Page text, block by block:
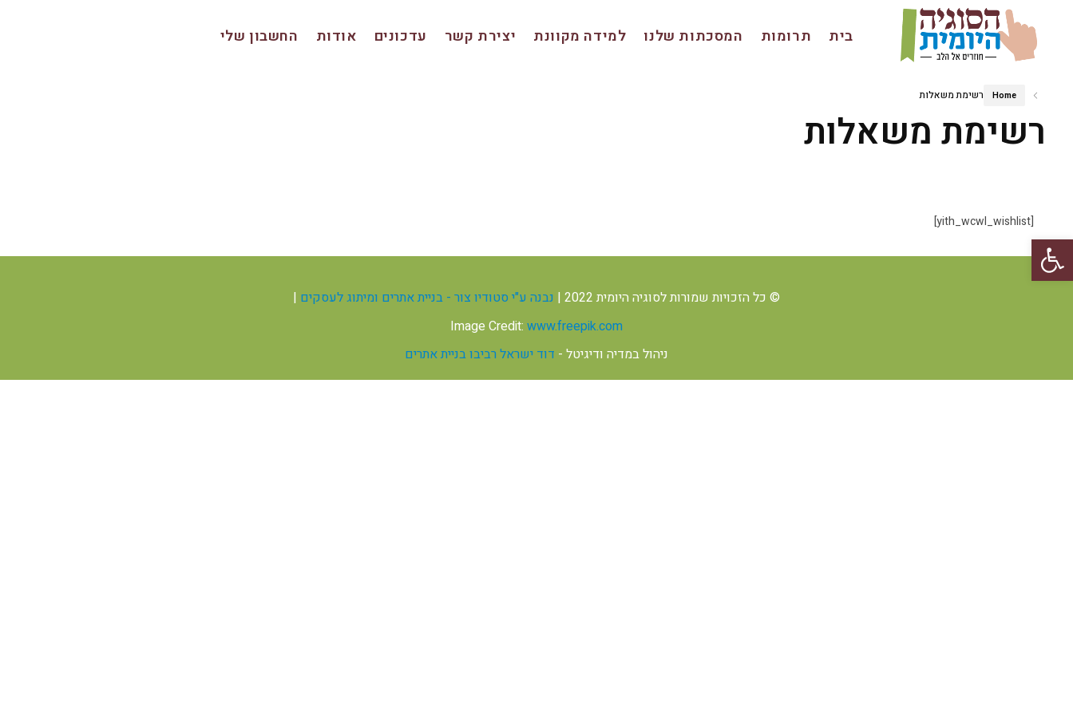
פתח סרגל נגישות
בית תרומות המסכתות שלנו למידה מקוונת יצירת קשר עדכונים אודות החשבון שלי
Home רשימת משאלות
רשימת משאלות
[yith_wcwl_wishlist]
© כל הזכויות שמורות לסוגיה היומית 2022 | נבנה ע"י סטודיו צור - בניית אתרים ומיתוג לעסקים |
Image Credit:www.freepik.com
ניהול במדיה ודיגיטל - דוד ישראל רביבו בניית אתרים